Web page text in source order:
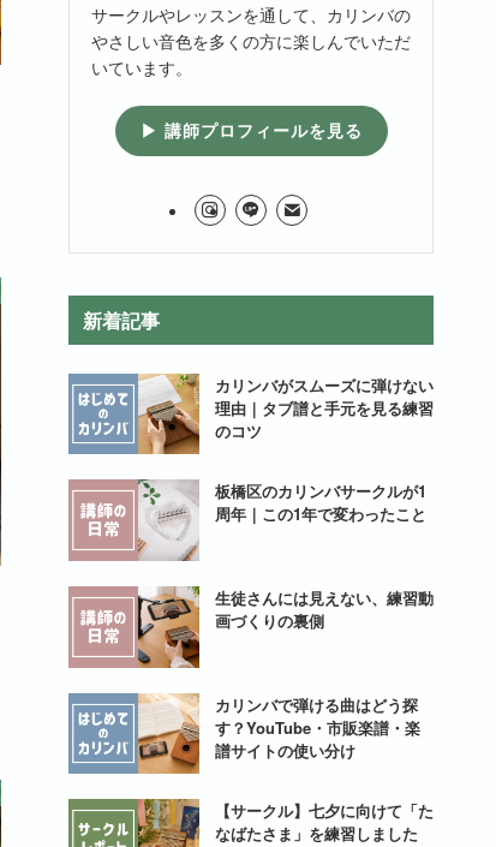
サークルやレッスンを通して、カリンバの
やさしい音色を多くの方に楽しんでいただ
いています。
▶ 講師プロフィールを見る
新着記事
カリンバがスムーズに弾けない
理由｜タブ譜と手元を見る練習
のコツ
板橋区のカリンバサークルが1
周年｜この1年で変わったこと
生徒さんには見えない、練習動
画づくりの裏側
カリンバで弾ける曲はどう探
す？YouTube・市販楽譜・楽
譜サイトの使い分け
【サークル】七夕に向けて「た
なばたさま」を練習しました